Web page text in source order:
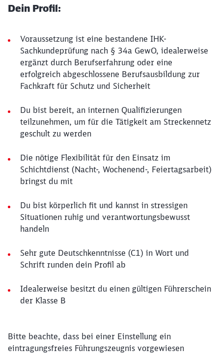
Dein Profil:
Voraussetzung ist eine bestandene IHK-
Sachkundeprüfung nach § 34a GewO, idealerweise
ergänzt durch Berufserfahrung oder eine
erfolgreich abgeschlossene Berufsausbildung zur
Fachkraft für Schutz und Sicherheit
Du bist bereit, an internen Qualifizierungen
teilzunehmen, um für die Tätigkeit am Streckennetz
geschult zu werden
Die nötige Flexibilität für den Einsatz im
Schichtdienst (Nacht-, Wochenend-, Feiertagsarbeit)
bringst du mit
Du bist körperlich fit und kannst in stressigen
Situationen ruhig und verantwortungsbewusst
handeln
Sehr gute Deutschkenntnisse (C1) in Wort und
Schrift runden dein Profil ab
Idealerweise besitzt du einen gültigen Führerschein
der Klasse B
Bitte beachte, dass bei einer Einstellung ein
eintragungsfreies Führungszeugnis vorgewiesen